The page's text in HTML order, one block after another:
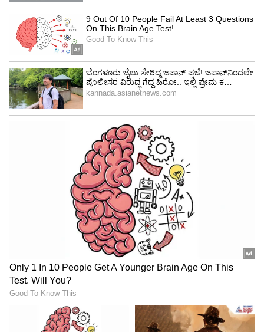
ವೆಂಕಟೇಶ್ ಮತ್ತು ಸೌಂದರ್ಯ ಅವರ ಕಾಂಬಿನೇಷನ್ ಬಾಕ್ಸ್
ಆಫೀಸ್‌ನಲ್ಲಿ ಭಾರಿ ಕ್ರೇಜ್ ಸೃಷ್ಟಿಸಿತ್ತು. ಇವರಿಬ್ಬರ ಜೋಡಿಯ
ಬಹುತೇಕ ಎಲ್ಲಾ ಸಿನಿಮಾಗಳು ಸೂಪರ್ ಹಿಟ್ ಆಗಿದ್ದವು.